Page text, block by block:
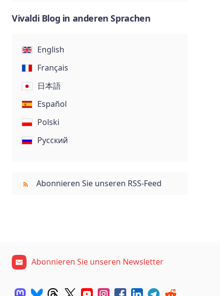
Vivaldi Blog in anderen Sprachen
English
Français
日本語
Español
Polski
Русский
Abonnieren Sie unseren RSS-Feed
Abonnieren Sie unseren Newsletter